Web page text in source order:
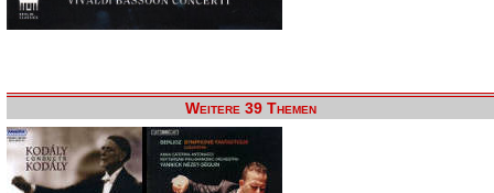
Weitere 39 Themen